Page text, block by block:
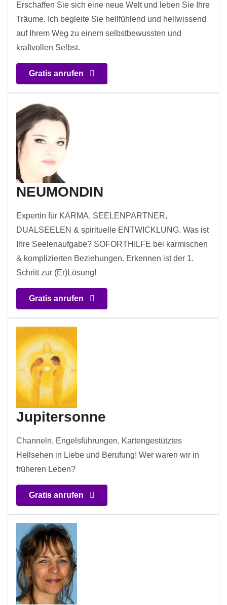
Erschaffen Sie sich eine neue Welt und leben Sie Ihre
Träume. Ich begleite Sie hellfühlend und hellwissend
auf Ihrem Weg zu einem selbstbewussten und
kraftvollen Selbst.
Gratis anrufen
NEUMONDIN
Expertin für KARMA, SEELENPARTNER,
DUALSEELEN & spirituelle ENTWICKLUNG. Was ist
Ihre Seelenaufgabe? SOFORTHILFE bei karmischen
& komplizierten Beziehungen. Erkennen ist der 1.
Schritt zur (Er)Lösung!
Gratis anrufen
Jupitersonne
Channeln, Engelsführungen, Kartengestütztes
Hellsehen in Liebe und Berufung! Wer waren wir in
früheren Leben?
Gratis anrufen